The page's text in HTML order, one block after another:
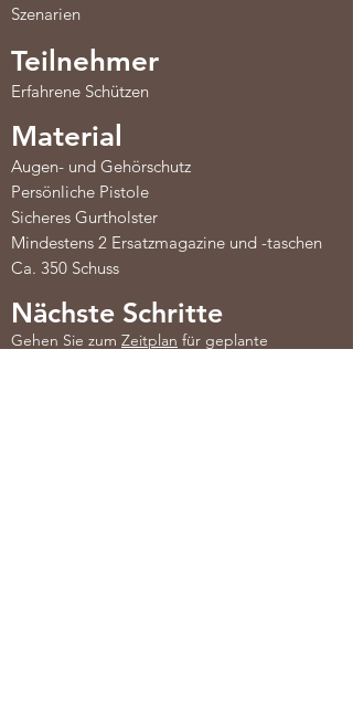
Szenarien
Teilnehmer
Erfahrene Schützen
Material
Augen- und Gehörschutz
Persönliche Pistole
Sicheres Gurtholster
Mindestens 2 Ersatzmagazine und -taschen
Ca. 350 Schuss
Nächste Schritte
Gehen Sie zum Zeitplan für geplante